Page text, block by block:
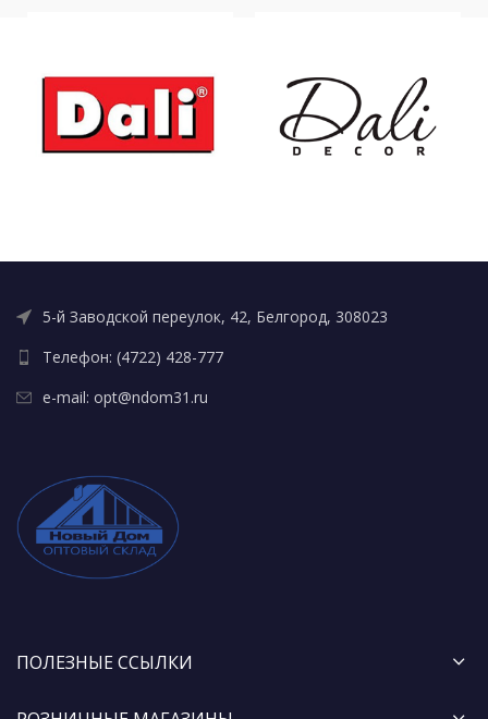
5-й Заводской переулок, 42, Белгород, 308023
Телефон: (4722) 428-777
e-mail: opt@ndom31.ru
ПОЛЕЗНЫЕ ССЫЛКИ